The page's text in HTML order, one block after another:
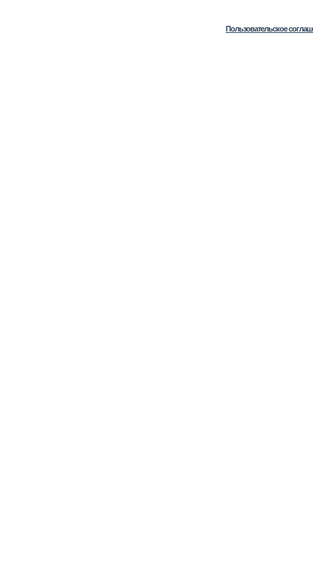
Пользовательское